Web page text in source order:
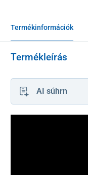
Termékinformációk
Termékleírás
AI súhrn